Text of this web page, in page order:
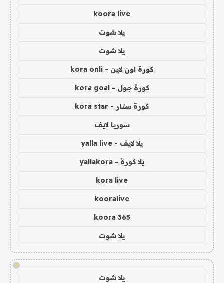
koora live
يلا شوت
يلا شوت
كورة اون لاين - kora onli
كورة جول - kora goal
كورة ستار - kora star
سوريا لايف
يلا لايف - yalla live
يلا كورة - yallakora
kora live
kooralive
koora 365
يلا شوت
!
يلا شوت